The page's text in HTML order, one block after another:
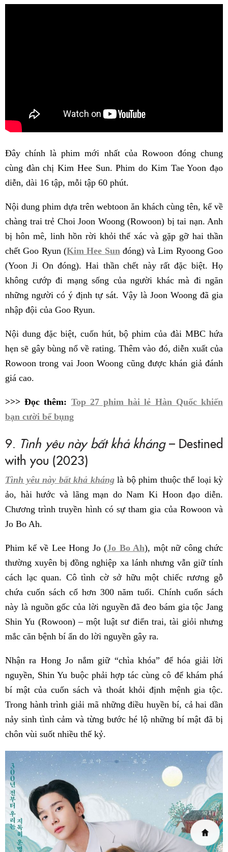
Đây chính là phim mới nhất của Rowoon đóng chung
cùng đàn chị Kim Hee Sun. Phim do Kim Tae Yoon đạo
diễn, dài 16 tập, mỗi tập 60 phút.
Nội dung phim dựa trên webtoon ăn khách cùng tên, kể về
chàng trai trẻ Choi Joon Woong (Rowoon) bị tai nạn. Anh
bị hôn mê, linh hồn rời khỏi thể xác và gặp gỡ hai thần
chết Goo Ryun (Kim Hee Sun đóng) và Lim Ryoong Goo
(Yoon Ji On đóng). Hai thần chết này rất đặc biệt. Họ
không cướp đi mạng sống của người khác mà đi ngăn
những người có ý định tự sát. Vậy là Joon Woong đã gia
nhập đội của Goo Ryun.
Nội dung đặc biệt, cuốn hút, bộ phim của đài MBC hứa
hẹn sẽ gây bùng nổ về rating. Thêm vào đó, diễn xuất của
Rowoon trong vai Joon Woong cũng được khán giả đánh
giá cao.
>>> Đọc thêm: Top 27 phim hài lẻ Hàn Quốc khiến
bạn cười bể bụng
9. Tình yêu này bất khả kháng– Destined
with you (2023)
Tình yêu này bất khả khánglà bộ phim thuộc thể loại kỳ
ảo, hài hước và lãng mạn do Nam Ki Hoon đạo diễn.
Chương trình truyền hình có sự tham gia của Rowoon và
Jo Bo Ah.
Phim kể về Lee Hong Jo (Jo Bo Ah), một nữ công chức
thường xuyên bị đồng nghiệp xa lánh nhưng vẫn giữ tính
cách lạc quan. Cô tình cờ sở hữu một chiếc rương gỗ
chứa cuốn sách cổ hơn 300 năm tuổi. Chính cuốn sách
này là nguồn gốc của lời nguyền đã đeo bám gia tộc Jang
Shin Yu (Rowoon) – một luật sư điển trai, tài giỏi nhưng
mắc căn bệnh bí ẩn do lời nguyền gây ra.
Nhận ra Hong Jo nắm giữ “chìa khóa” để hóa giải lời
nguyền, Shin Yu buộc phải hợp tác cùng cô để khám phá
bí mật của cuốn sách và thoát khỏi định mệnh gia tộc.
Trong hành trình giải mã những điều huyền bí, cả hai dần
nảy sinh tình cảm và từng bước hé lộ những bí mật đã bị
chôn vùi suốt nhiều thế kỷ.